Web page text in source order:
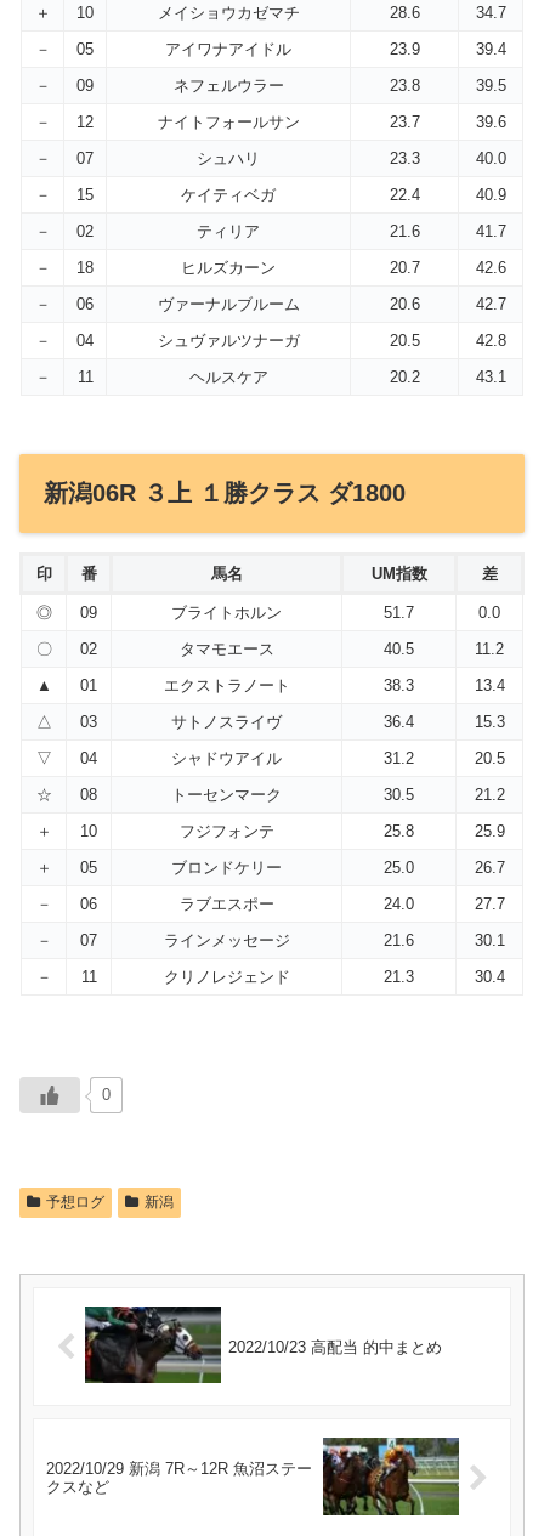
＋
10 メイショウカゼマチ 28.6
34.7
－
05 アイワナアイドル 23.9
39.4
－
09 ネフェルウラー 23.8
39.5
－
12 ナイトフォールサン 23.7
39.6
－
07 シュハリ 23.3
40.0
－
15 ケイティベガ 22.4
40.9
－
02 ティリア 21.6
41.7
－
18 ヒルズカーン 20.7
42.6
－
06 ヴァーナルブルーム 20.6
42.7
－
04 シュヴァルツナーガ 20.5
42.8
－
11 ヘルスケア 20.2 43.1
新潟06R ３上 １勝クラス ダ1800
印 番 馬名 UM指数 差
◎ 09 ブライトホルン 51.7
0.0
〇
02 タマモエース 40.5
11.2
▲
01 エクストラノート 38.3
13.4
△
03 サトノスライヴ 36.4
15.3
▽
04 シャドウアイル 31.2
20.5
☆
08 トーセンマーク 30.5
21.2
＋
10 フジフォンテ 25.8
25.9
＋
05 ブロンドケリー 25.0
26.7
－
06 ラブエスポー 24.0
27.7
－
07 ラインメッセージ 21.6
30.1
－
11 クリノレジェンド 21.3 30.4
0
予想ログ 新潟
2022/10/23 高配当 的中まとめ
2022/10/29 新潟 7R～12R 魚沼ステー
クスなど